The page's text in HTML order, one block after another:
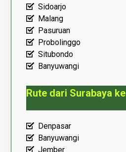
Sidoarjo
Malang
Pasuruan
Probolinggo
Situbondo
Banyuwangi
Rute dari Surabaya ke
Denpasar
Banyuwangi
Jember